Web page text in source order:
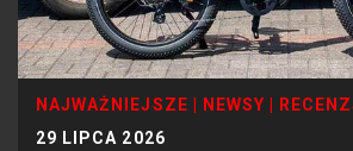
NAJWAŻNIEJSZE NEWSY
29 LIPCA 2026